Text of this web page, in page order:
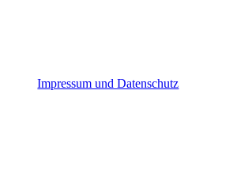
Impressum und Datenschutz